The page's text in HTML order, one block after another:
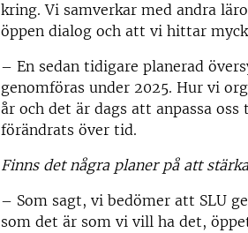
kring. Vi samverkar med andra
öppen dialog och att vi hittar
– En sedan tidigare planerad
genomföras under 2025. Hur vi
år och det är dags att anpassa
förändrats över tid.
Finns det några planer på att
– Som sagt, vi bedömer att SLU
som det är som vi vill ha det,